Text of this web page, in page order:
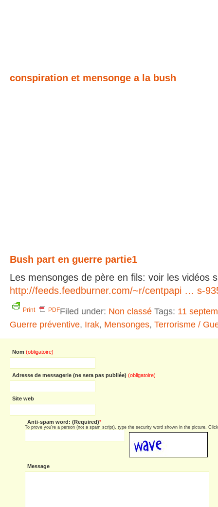
conspiration et mensonge a la bush
Bush part en guerre partie1
Les mensonges de père en fils: voir les vidéos
http://feeds.feedburner.com/~r/centpapi … s-
Print PDFFiled under: Non classé Tags: 11
Guerre préventive, Irak, Mensonges, Terrorisme /
Nom (obligatoire)
Adresse de messagerie (ne sera pas publiée) (obligatoire)
Site web
Anti-spam word: (Required)*
To prove you're a person (not a spam script), type the security word shown in the picture.
Message